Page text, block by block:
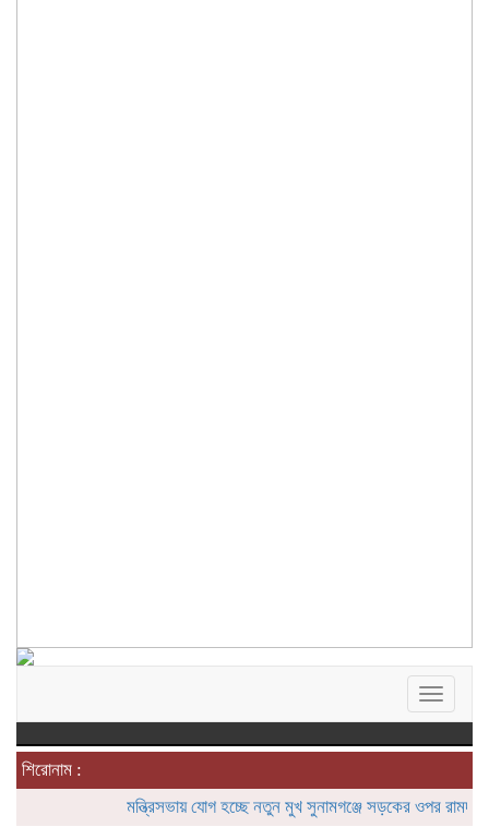
Toggle
শিরোনাম :
মন্ত্রিসভায় যোগ হচ্ছে নতুন মুখ সুনামগঞ্জে সড়কের ওপর রামদা